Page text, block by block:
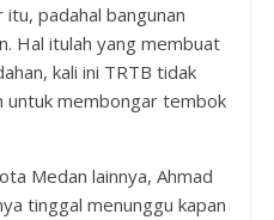
padahal bangunan
Hal itulah yang membuat
kali ini TRTB tidak
untuk membongar tembok
Medan lainnya, Ahmad
tinggal menunggu kapan